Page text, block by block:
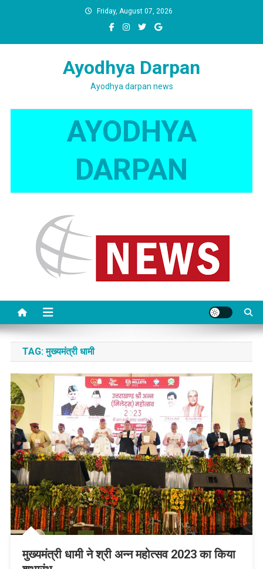
Friday, August 07, 2026
Ayodhya Darpan
Ayodhya darpan news
AYODHYA
DARPAN
TAG:मुख्यमंत्री धामी
मुख्यमंत्री धामी ने श्री अन्न महोत्सव 2023 का किया